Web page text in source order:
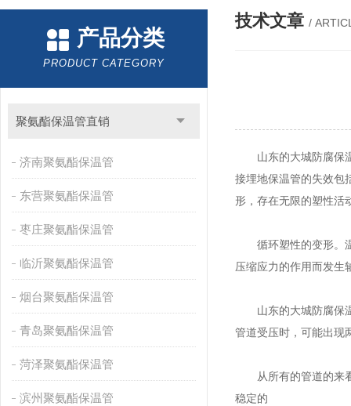
产品分类
PRODUCT CATEGORY
聚氨酯保温管直销
济南聚氨酯保温管
东营聚氨酯保温管
枣庄聚氨酯保温管
临沂聚氨酯保温管
烟台聚氨酯保温管
青岛聚氨酯保温管
菏泽聚氨酯保温管
滨州聚氨酯保温管
技术文章 /
山东的大城防腐保温
接埋地保温管的失效包
形，存在无限的塑性活
循环塑性的变形。温
压缩应力的作用而发生
山东的大城防腐保温
管道受压时，可能出现
从所有的管道的来看
稳定的